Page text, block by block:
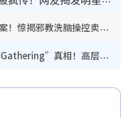
银行高管“沉船”爆案中案！惊揭邪教洗脑操控卖淫被吞600万，幕后黑手讲多错多
林芊妤亲解12年前“残厕Gathering”真相！高层解约一句话重创尊严，至今拒返TVB